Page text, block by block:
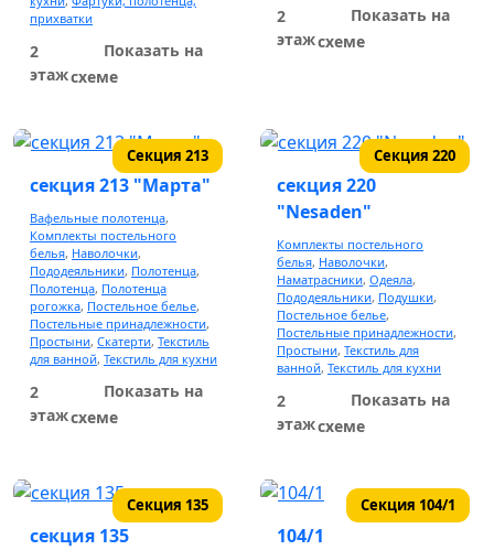
Мужская и женская парфюмерия
сумки и кожгалантерея
Шторы
Готовые шторы
Пошив штор
Аксессуары для штор
Мебель
Женская обувь
Джинсовая одежда
Свадебный салон
прихватки
2
этаж
Показать на
схеме
2
этаж
Показать на
схеме
Секция 213
секция 213 "Марта"
Вафельные полотенца,
Комплекты постельного
белья, Наволочки,
Пододеяльники, Полотенца,
Полотенца, Полотенца
рогожка, Постельное белье,
Постельные принадлежности,
Простыни, Скатерти, Текстиль
для ванной, Текстиль для кухни
2
этаж
Показать на
схеме
Секция 220
секция 220
"Nesaden"
Комплекты постельного
белья, Наволочки,
Наматрасники, Одеяла,
Пододеяльники, Подушки,
Постельное белье,
Постельные принадлежности,
Простыни, Текстиль для
ванной, Текстиль для кухни
2
этаж
Показать на
схеме
Секция 135
секция 135
Секция 104/1
104/1